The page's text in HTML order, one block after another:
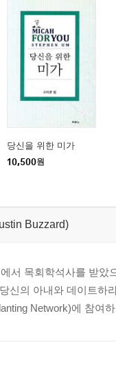
당신을 위한 미가
10,500원
Buzzard)
서 목회학석사를 받았
신의 아내와 데이트
Network)에 참여